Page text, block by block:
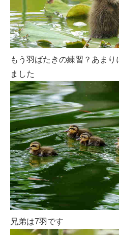
もう羽ばたきの練習？あま
ました
兄弟は7羽です